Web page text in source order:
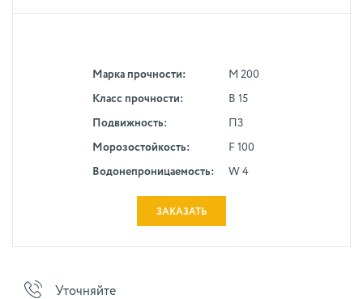
Марка прочности: М 200
Класс прочности: В 15
Подвижность: П3
Морозостойкость: F 100
Водонепроницаемость: W 4
ЗАКАЗАТЬ
Уточняйте